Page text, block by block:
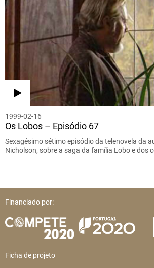
1999-02-16
Os Lobos – Episódio 67
Sexagésimo sétimo episódio da telenovela da
Nicholson, sobre a saga da família Lobo e dos
Financiado por:
Ficha de projeto